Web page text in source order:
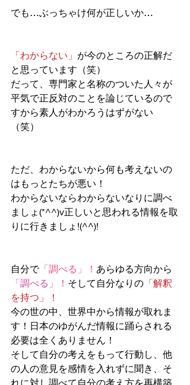
でも…ぶっちゃけ何が正しいか…
「わからない」 が今のところの正解だ
と思っています（笑）
だって、専門家と名称のついた人々が
平気で正反対のことを論じているので
すから素人がわかろうはずがない
（笑）
ただ、わからないから何も考えないの
はもっとたちが悪い！
わからないならわからないなりに調べ
ましょ(*^^)v正しいと思われる情報を取
りに行きましょ!(^^)!
自分で「調べる」！ あらゆる方向から
「調べる」！ そして自分なりの 「解釈
を持つ」！
今の世の中、世界中から情報が取れま
す！日本のゆがんだ情報に踊らされる
必要は全くありません！
そして自分の考えをもって行動し、他
の人の意見を感情を入れずに聞き、そ
れに対し調べて自分の考え方を再構築